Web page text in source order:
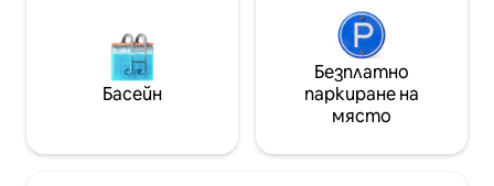
Басейн
Безплатно
паркиране на
място